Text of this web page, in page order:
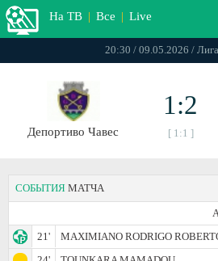
На ТВ | Все | Live
20:30 / 09.05.2026 /
Депортиво Чавес
1:2
[ 1:1 ]
СОБЫТИЯ МАТЧА
21'
MAXIMIANO RODRIGO